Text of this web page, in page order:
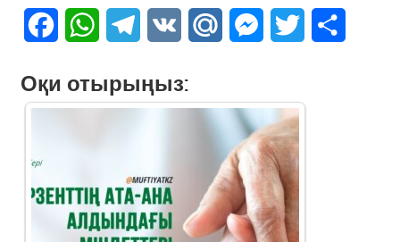
FacebookWhatsAppTelegram
VK Mail.Ru Messenger
Twitter
Оқи отырыңыз: